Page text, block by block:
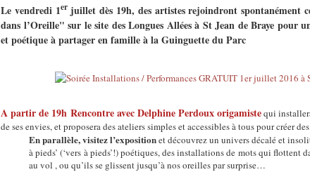
Le vendredi 1er juillet dès 19h, des artistes rejoindront spontanément
dans l’Oreille" sur le site des Longues Allées à St Jean de Braye pour
et poétique à partager en famille à la Guinguette du Parc
A partir de 19h Rencontre avec Delphine Perdoux origamistequi
de ses envies, et proposera des ateliers simples et accessibles à tous pour créer
En parallèle, visitez l’expositionet découvrez un univers décalé et
à pieds’ (‘vers à pieds’!) poétiques, des installations de mots qui flottent
au vol , ou qu’ils se glissent jusqu’à nos oreilles par surprise…